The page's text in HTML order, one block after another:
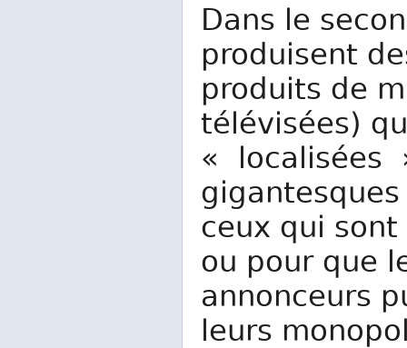
Dans le
produisent
produits de
télévisées)
« localisées
ceux qui
ou pour que
annonceurs
leurs